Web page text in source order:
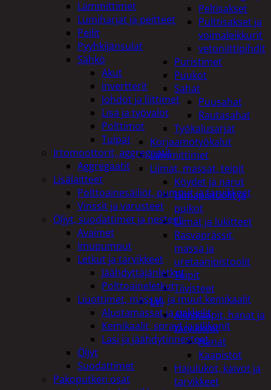
Peltisakset
Pulttisakset ja
voimaleikkurit
vetoniittipihdit
Puristimet
Puukot
Sahat
Puusahat
Rautasahat
Työkalusarjat
Korjaamotyökalut
Lämmittimet
Liimat, massat, teipit
Köydet ja narut
Liimapistoolit ja
puikot
Liimat ja lukitteet
Rasvaprässit,
massa ja
uretaanipistoolit
Teipit
Tiivisteet
LVI
Allaskaapit, hanat ja
tarvikkeet
Hanat
Kaapistot
Hajulukot, kaivot ja
tarvikkeet
Lämmittimet
Lumiharjat ja peitteet
Peilit
Pyyhkijänsulat
Sähkö
Akut
invertterit
Johdot ja liittimet
Lisä ja työvalot
Polttimot
Tulpat
Irtomoottorit, aggregaatit
Aggregaatit
Lisälaitteet
Polttoainesäiliöt, pumput ja tarvikkeet
Vinssit ja varusteet
Öljyt, suodattimet ja nesteet
Avaimet
Imupumput
Letkut ja tarvikkeet
Jäähdyttäjänletkut
Polttoaineletkut
Liuottimet, massat, ja muut kemikaalit
Alustamassat ja pakkelit
Kemikaalit, sprayt ja silikonit
Lasi ja jäähdytinnesteet
Öljyt
Suodattimet
Pakoputken osat